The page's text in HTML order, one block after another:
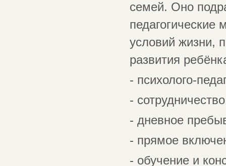
семей. Оно
педагогические
условий жизни,
развития
- психолого-
-
- дневное
- прямое
- обучение и